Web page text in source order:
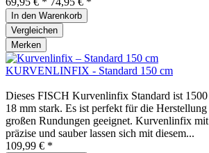
In den Warenkorb
Vergleichen
Merken
KURVENLINFIX - Standard 150 cm
Dieses FISCH Kurvenlinfix Standard ist
18 mm stark. Es ist perfekt für die
großen Rundungen geeignet. Kurvenlinfix
präzise und sauber lassen sich mit diesem...
109,99 € *